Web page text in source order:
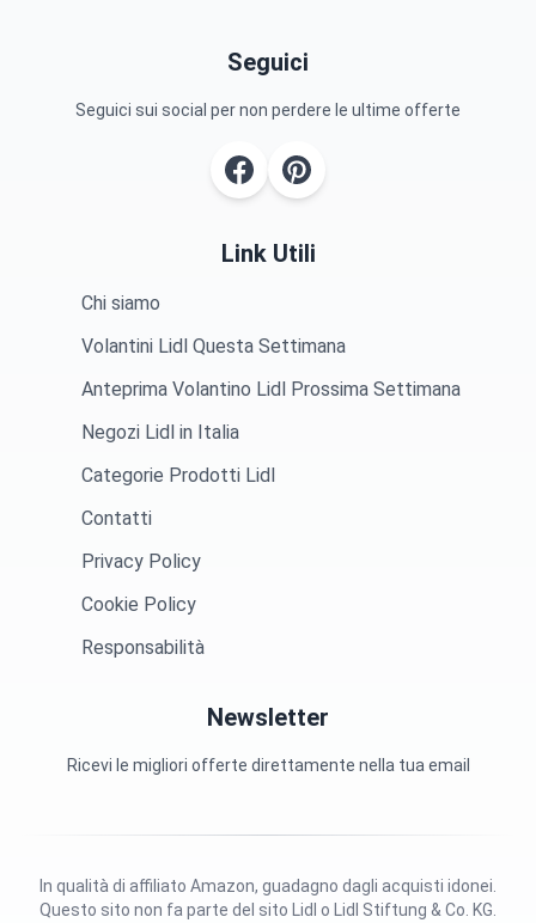
Seguici
Seguici sui social per non perdere le ultime offerte
Link Utili
Chi siamo
Volantini Lidl Questa Settimana
Anteprima Volantino Lidl Prossima Settimana
Negozi Lidl in Italia
Categorie Prodotti Lidl
Contatti
Privacy Policy
Cookie Policy
Responsabilità
Newsletter
Ricevi le migliori offerte direttamente nella tua email
Questo sito non fa parte del sito Lidl o Lidl Stiftung & Co. KG.
In qualità di affiliato Amazon, guadagno dagli acquisti idonei.